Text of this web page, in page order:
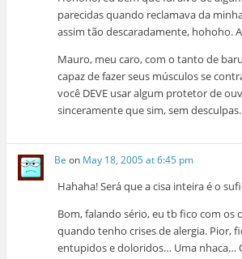
parecidas quando reclamava da
assim tão descaradamente, hohoho.
Mauro, meu caro, com o tanto de
capaz de fazer seus músculos se
você DEVE usar algum protetor de
sinceramente que sim, sem
Be on May 18, 2005 at 6:45 pm
Hahaha! Será que a cisa inteira é o
Bom, falando sério, eu tb fico com os
quando tenho crises de alergia. Pior,
entupidos e doloridos… Uma nhaca…